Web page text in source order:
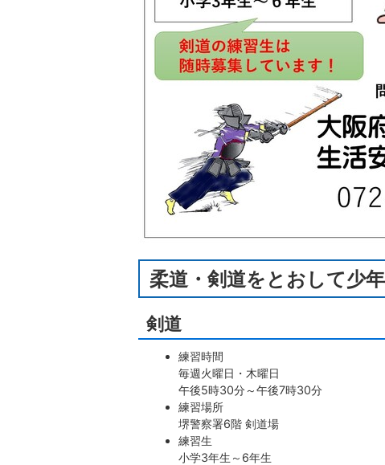
柔道・剣道をとおして少
剣道
練習時間
毎週火曜日・木曜日
午後5時30分～午後7時30分
練習場所
堺警察署6階 剣道場
練習生
小学3年生～6年生